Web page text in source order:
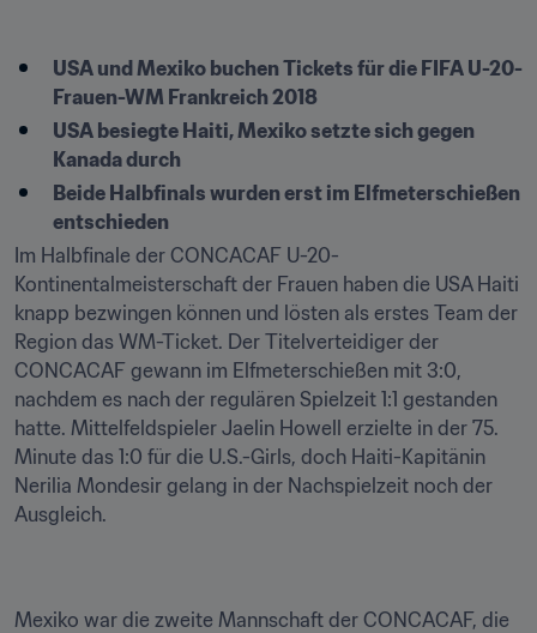
USA und Mexiko buchen Tickets für die FIFA U-20-
Frauen-WM Frankreich 2018
USA besiegte Haiti, Mexiko setzte sich gegen
Kanada durch
Beide Halbfinals wurden erst im Elfmeterschießen
entschieden
Im Halbfinale der CONCACAF U-20-
Kontinentalmeisterschaft der Frauen haben die USA Haiti
knapp bezwingen können und lösten als erstes Team der
Region das WM-Ticket. Der Titelverteidiger der
CONCACAF gewann im Elfmeterschießen mit 3:0,
nachdem es nach der regulären Spielzeit 1:1 gestanden
hatte. Mittelfeldspieler Jaelin Howell erzielte in der 75.
Minute das 1:0 für die U.S.-Girls, doch Haiti-Kapitänin
Nerilia Mondesir gelang in der Nachspielzeit noch der
Ausgleich.
Mexiko war die zweite Mannschaft der CONCACAF, die